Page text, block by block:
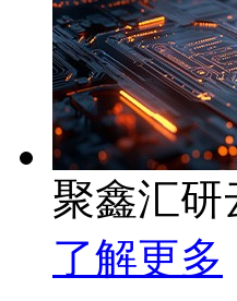
聚鑫汇研
了解更多